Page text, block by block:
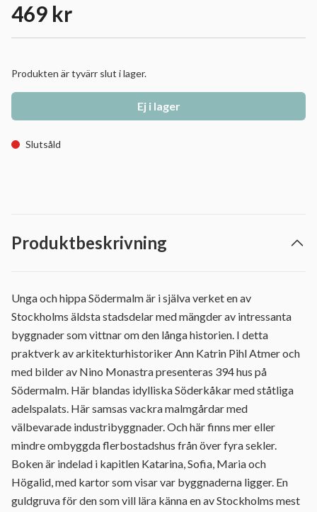
469 kr
Produkten är tyvärr slut i lager.
Ej i lager
Slutsåld
Produktbeskrivning
Unga och hippa Södermalm är i själva verket en av
Stockholms äldsta stadsdelar med mängder av intressanta
byggnader som vittnar om den långa historien. I detta
praktverk av arkitekturhistoriker Ann Katrin Pihl Atmer och
med bilder av Nino Monastra presenteras 394 hus på
Södermalm. Här blandas idylliska Söderkåkar med ståtliga
adelspalats. Här samsas vackra malmgårdar med
välbevarade industribyggnader. Och här finns mer eller
mindre ombyggda flerbostadshus från över fyra sekler.
Boken är indelad i kapitlen Katarina, Sofia, Maria och
Högalid, med kartor som visar var byggnaderna ligger. En
guldgruva för den som vill lära känna en av Stockholms mest